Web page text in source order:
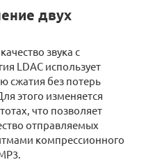
двух
звука с
LDAC использует
сжатия без потерь
этого изменяется
что позволяет
отправляемых
компрессионного